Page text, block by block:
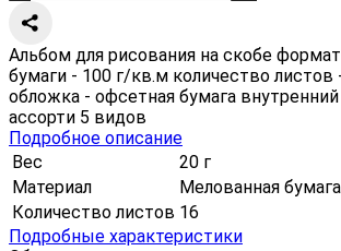
Альбом для рисования на скобе
бумаги - 100 г/кв.м количество листов
обложка - офсетная бумага
ассорти 5 видов
Подробное описание
Вес
20 г
Материал
Мелованная бумага
Количество листов 16
Подробные характеристики